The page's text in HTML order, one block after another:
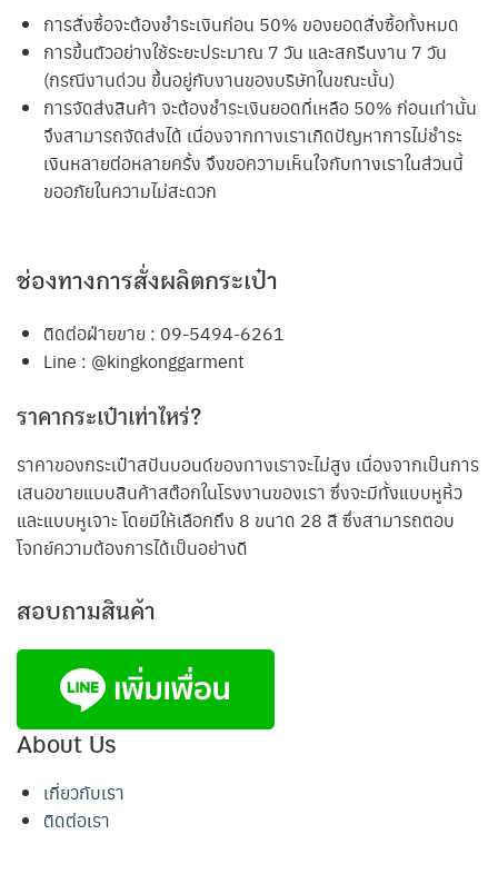
การสั่งซื้อจะต้องชำระเงินก่อน 50% ของยอดสั่งซื้อทั้งหมด
การขึ้นตัวอย่างใช้ระยะประมาณ 7 วัน และสกรีนงาน 7 วัน
(กรณีงานด่วน ขึ้นอยู่กับงานของบริษัทในขณะนั้น)
การจัดส่งสินค้า จะต้องชำระเงินยอดที่เหลือ 50% ก่อนเท่านั้น
จึงสามารถจัดส่งได้ เนื่องจากทางเราเกิดปัญหาการไม่ชำระ
เงินหลายต่อหลายครั้ง จึงขอความเห็นใจกับทางเราในส่วนนี้
ขออภัยในความไม่สะดวก
ช่องทางการสั่งผลิตกระเป๋า
ติดต่อฝ่ายขาย : 09-5494-6261
Line : @kingkonggarment
ราคากระเป๋าเท่าไหร่?
ราคาของกระเป๋าสปันบอนด์ของทางเราจะไม่สูง เนื่องจากเป็นการ
เสนอขายแบบสินค้าสต๊อกในโรงงานของเรา ซึ่งจะมีทั้งแบบหูหิ้ว
และแบบหูเจาะ โดยมีให้เลือกถึง 8 ขนาด 28 สี ซึ่งสามารถตอบ
โจทย์ความต้องการได้เป็นอย่างดี
สอบถามสินค้า
About Us
เกี่ยวกับเรา
ติดต่อเรา